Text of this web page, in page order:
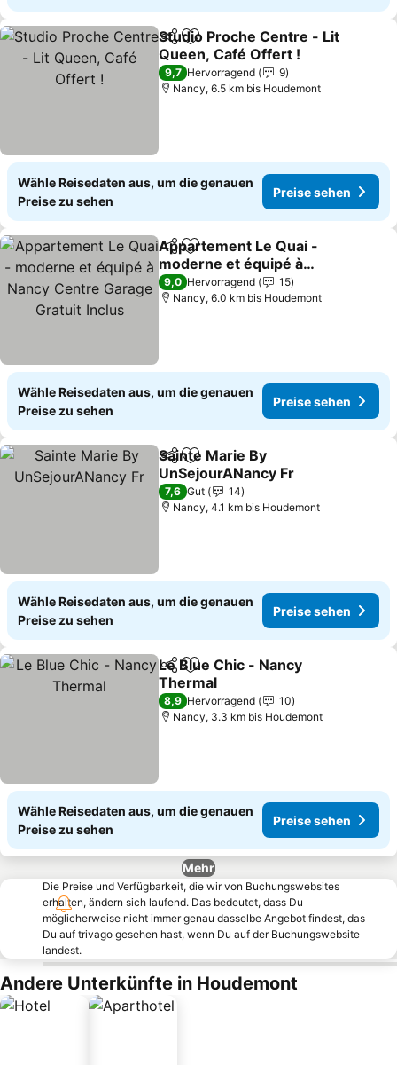
TeilenZu Favoriten hinzufügen
Studio Proche Centre - Lit
Queen, Café Offert !
9,7 Hervorragend
9
Nancy, 6.5 km bis Houdemont
Wähle Reisedaten aus, um die genauen
Preise zu sehen
Preise sehen
TeilenZu Favoriten hinzufügen
Appartement Le Quai -
moderne et équipé à
Nancy Centre Garage
Gratuit Inclus
9,0 Hervorragend
15
Nancy, 6.0 km bis Houdemont
Wähle Reisedaten aus, um die genauen
Preise zu sehen
Preise sehen
TeilenZu Favoriten hinzufügen
Sainte Marie By
UnSejourANancy Fr
7,6 Gut
14
Nancy, 4.1 km bis Houdemont
Wähle Reisedaten aus, um die genauen
Preise zu sehen
Preise sehen
TeilenZu Favoriten hinzufügen
Le Blue Chic - Nancy
Thermal
8,9 Hervorragend
10
Nancy, 3.3 km bis Houdemont
Wähle Reisedaten aus, um die genauen
Preise zu sehen
Preise sehen
Mehr
Die Preise und Verfügbarkeit, die wir von Buchungswebsites
erhalten, ändern sich laufend. Das bedeutet, dass Du
möglicherweise nicht immer genau dasselbe Angebot findest, das
Du auf trivago gesehen hast, wenn Du auf der Buchungswebsite
landest.
Andere Unterkünfte in Houdemont